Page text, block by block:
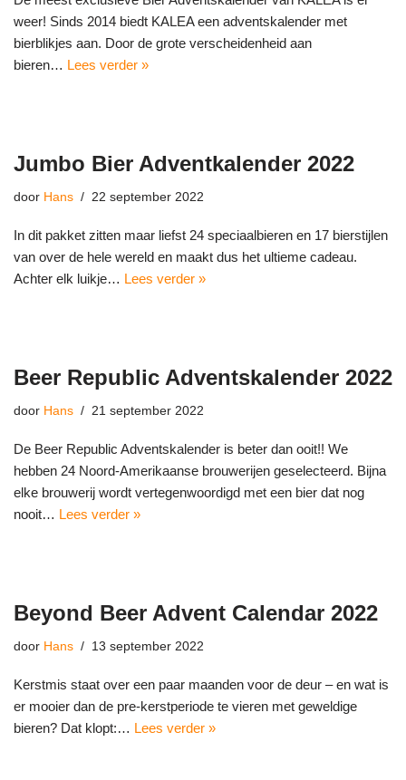
weer! Sinds 2014 biedt KALEA een adventskalender met
bierblikjes aan. Door de grote verscheidenheid aan
bieren… Lees verder »
Jumbo Bier Adventkalender 2022
door Hans 22 september 2022
In dit pakket zitten maar liefst 24 speciaalbieren en 17 bierstijlen
van over de hele wereld en maakt dus het ultieme cadeau.
Achter elk luikje… Lees verder »
Beer Republic Adventskalender 2022
door Hans 21 september 2022
De Beer Republic Adventskalender is beter dan ooit!! We
hebben 24 Noord-Amerikaanse brouwerijen geselecteerd. Bijna
elke brouwerij wordt vertegenwoordigd met een bier dat nog
nooit… Lees verder »
Beyond Beer Advent Calendar 2022
door Hans 13 september 2022
Kerstmis staat over een paar maanden voor de deur – en wat is
er mooier dan de pre-kerstperiode te vieren met geweldige
bieren? Dat klopt:… Lees verder »